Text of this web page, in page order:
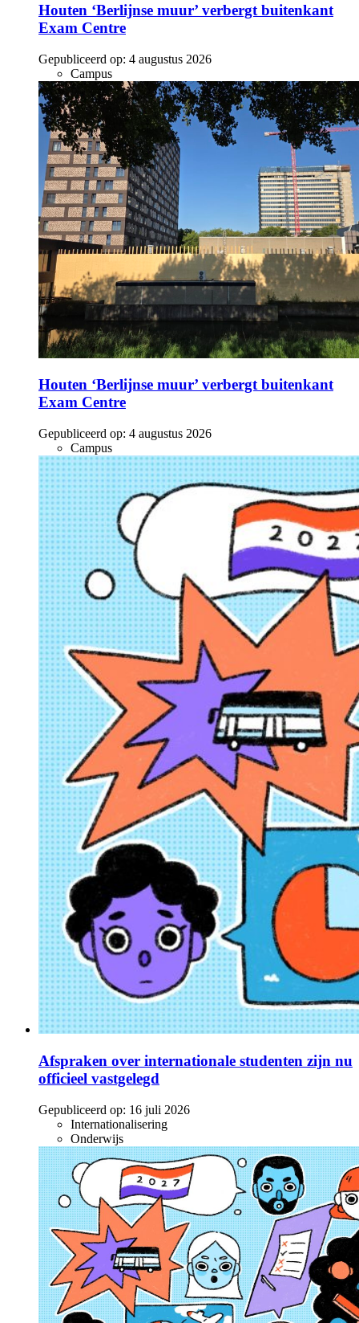
Houten ‘Berlijnse muur’ verbergt buitenkant
Exam Centre
Gepubliceerd op: 4 augustus 2026
Campus
Houten ‘Berlijnse muur’ verbergt buitenkant
Exam Centre
Gepubliceerd op: 4 augustus 2026
Campus
Afspraken over internationale studenten zijn nu
officieel vastgelegd
Gepubliceerd op: 16 juli 2026
Internationalisering
Onderwijs